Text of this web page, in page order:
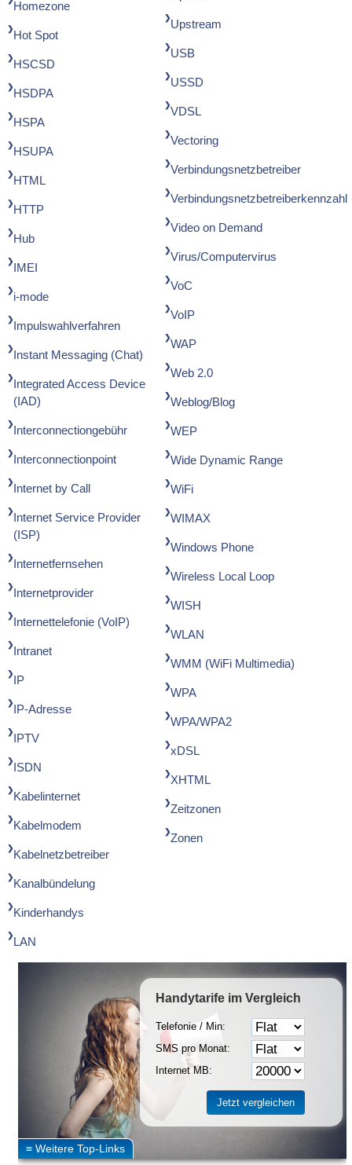
Homezone
Hot Spot
HSCSD
HSDPA
HSPA
HSUPA
HTML
HTTP
Hub
IMEI
i-mode
Impulswahlverfahren
Instant Messaging (Chat)
Integrated Access Device
(IAD)
Interconnectiongebühr
Interconnectionpoint
Internet by Call
Internet Service Provider
(ISP)
Internetfernsehen
Internetprovider
Internettelefonie (VoIP)
Intranet
IP
IP-Adresse
IPTV
ISDN
Kabelinternet
Kabelmodem
Kabelnetzbetreiber
Kanalbündelung
Kinderhandys
LAN
Upstream
USB
USSD
VDSL
Vectoring
Verbindungsnetzbetreiber
Verbindungsnetzbetreiberkennzahl
Video on Demand
Virus/Computervirus
VoC
VoIP
WAP
Web 2.0
Weblog/Blog
WEP
Wide Dynamic Range
WiFi
WIMAX
Windows Phone
Wireless Local Loop
WISH
WLAN
WMM (WiFi Multimedia)
WPA
WPA/WPA2
xDSL
XHTML
Zeitzonen
Zonen
Handytarife im Vergleich
Telefonie / Min:
SMS pro Monat:
Internet MB: